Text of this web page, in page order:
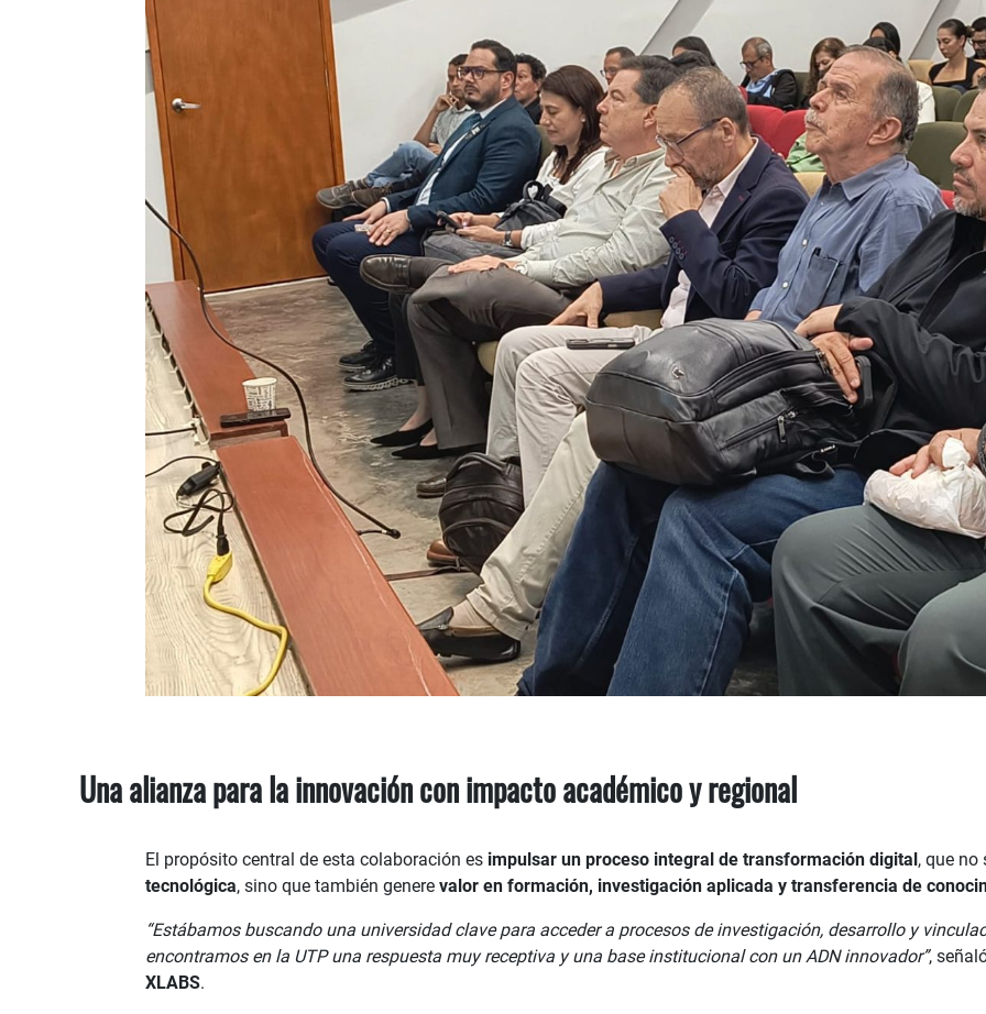
Una alianza para la innovación con impacto académico y regional
El propósito central de esta colaboración es impulsar un proceso integral de transformación digital, que
tecnológica, sino que también genere valor en formación, investigación aplicada y transferencia de
“Estábamos buscando una universidad clave para acceder a procesos de investigación, desarrollo y
encontramos en la UTP una respuesta muy receptiva y una base institucional con un ADN innovador”,
XLABS.